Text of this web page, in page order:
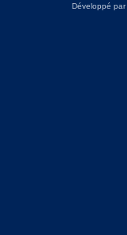
Développé par